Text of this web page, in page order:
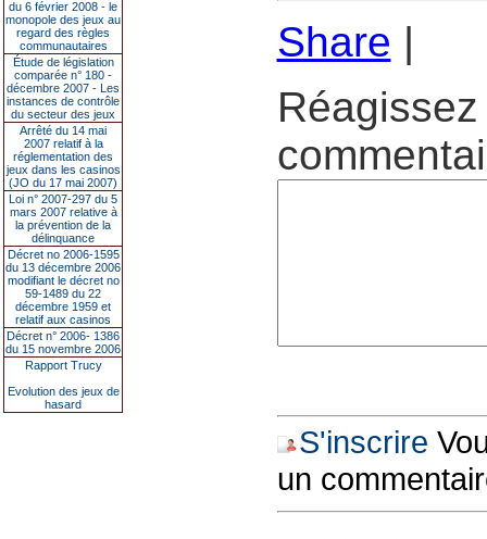
du 6 février 2008 - le
monopole des jeux au
regard des règles
communautaires
Étude de législation
comparée n° 180 -
décembre 2007 - Les
instances de contrôle
du secteur des jeux
Arrêté du 14 mai
2007 relatif à la
réglementation des
jeux dans les casinos
(JO du 17 mai 2007)
Loi n° 2007-297 du 5
mars 2007 relative à
la prévention de la
délinquance
Décret no 2006-1595
du 13 décembre 2006
modifiant le décret no
59-1489 du 22
décembre 1959 et
relatif aux casinos
Décret n° 2006- 1386
du 15 novembre 2006
Rapport Trucy
Evolution des jeux de
hasard
Share |
S'inscrire
un